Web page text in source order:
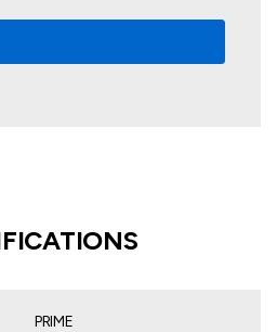
PRIME